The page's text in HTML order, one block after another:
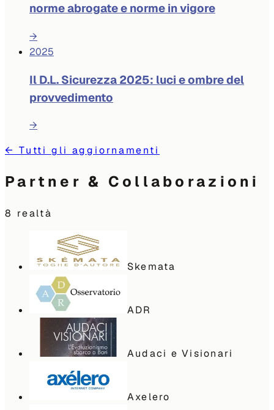
norme abrogate e norme in vigore
→
2025
Il D.L. Sicurezza 2025: luci e ombre del
provvedimento
→
← Tutti gli aggiornamenti
Partner & Collaborazioni
8 realtà
Skemata
ADR
Audaci e Visionari
Axelero